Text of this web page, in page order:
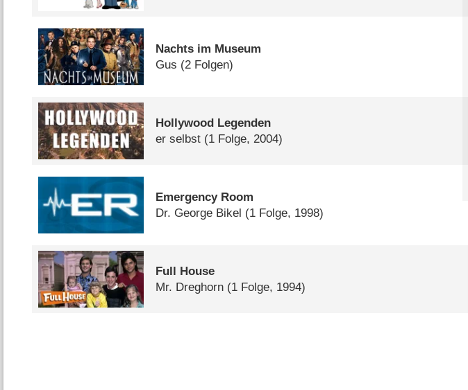
Nachts im Museum
Gus (2 Folgen)
Hollywood Legenden
er selbst (1 Folge, 2004)
Emergency Room
Dr. George Bikel (1 Folge, 1998)
Full House
Mr. Dreghorn (1 Folge, 1994)